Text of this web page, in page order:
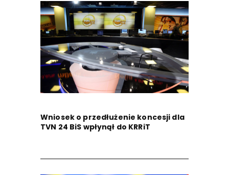
Wniosek o przedłużenie koncesji dla
TVN 24 BiS wpłynął do KRRiT